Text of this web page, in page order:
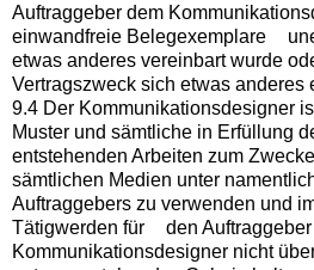
Auftraggeber dem
einwandfreie Belegexemplare
etwas anderes vereinbart wurde
Vertragszweck sich etwas anderes
9.4 Der Kommunikationsdesigner
Muster und sämtliche in Erfüllung
entstehenden Arbeiten zum
sämtlichen Medien unter
Auftraggebers zu verwenden und
Tätigwerden für den Auftraggeber
Kommunikationsdesigner nicht